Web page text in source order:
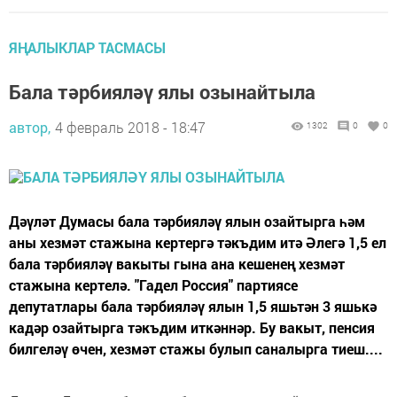
ЯҢАЛЫКЛАР ТАСМАСЫ
Бала тәрбияләү ялы озынайтыла
автор, 4 февраль 2018 - 18:47 1302 0 0
Дәүләт Думасы бала тәрбияләү ялын озайтырга һәм
аны хезмәт стажына кертергә тәкъдим итә Әлегә 1,5 ел
бала тәрбияләү вакыты гына ана кешенең хезмәт
стажына кертелә. "Гадел Россия" партиясе
депутатлары бала тәрбияләү ялын 1,5 яшьтән 3 яшькә
кадәр озайтырга тәкъдим иткәннәр. Бу вакыт, пенсия
билгеләү өчен, хезмәт стажы булып саналырга тиеш....